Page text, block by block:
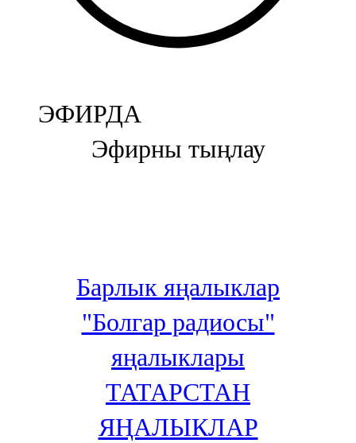
Биләр
Болгар
106,0 FM
Бөгелмә
100,3 FM
106,6 FM
Кадыбаш
105,2 FM
ЭФИРДА
Эфирны тыңлау
Барлык яңалыклар
"Болгар радиосы"
яңалыклары
ТАТАРСТАН
ЯҢАЛЫКЛАР